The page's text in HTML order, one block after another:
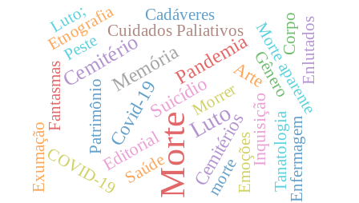
MorteLuto
CemitérioMemóriaPandemia
Cemitérios
Covid-19Suicídio Arte
Editorial Inquisição
Patrimônio
Cuidados Paliativos Morte aparente
Saúde
Gênero
Etnografia
Tanatologia
COVID-19
Cadáveres Corpo
Emoções
Fantasmas
morte
Morrer
Peste
Exumação Enfermagem
Enlutados
Luto;